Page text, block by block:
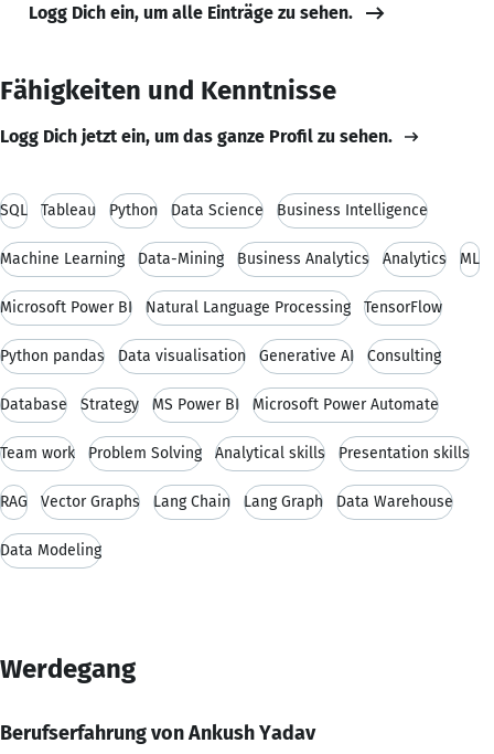
Logg Dich ein, um alle Einträge zu sehen.
Fähigkeiten und Kenntnisse
Logg Dich jetzt ein, um das ganze Profil zu sehen.
SQL Tableau Python Data Science Business Intelligence
Machine Learning Data-Mining Business Analytics Analytics ML
Microsoft Power BI Natural Language Processing TensorFlow
Python pandas Data visualisation Generative AI Consulting
Database Strategy MS Power BI Microsoft Power Automate
Team work Problem Solving Analytical skills Presentation skills
RAG Vector Graphs Lang Chain Lang Graph Data Warehouse
Data Modeling
Werdegang
Berufserfahrung von Ankush Yadav